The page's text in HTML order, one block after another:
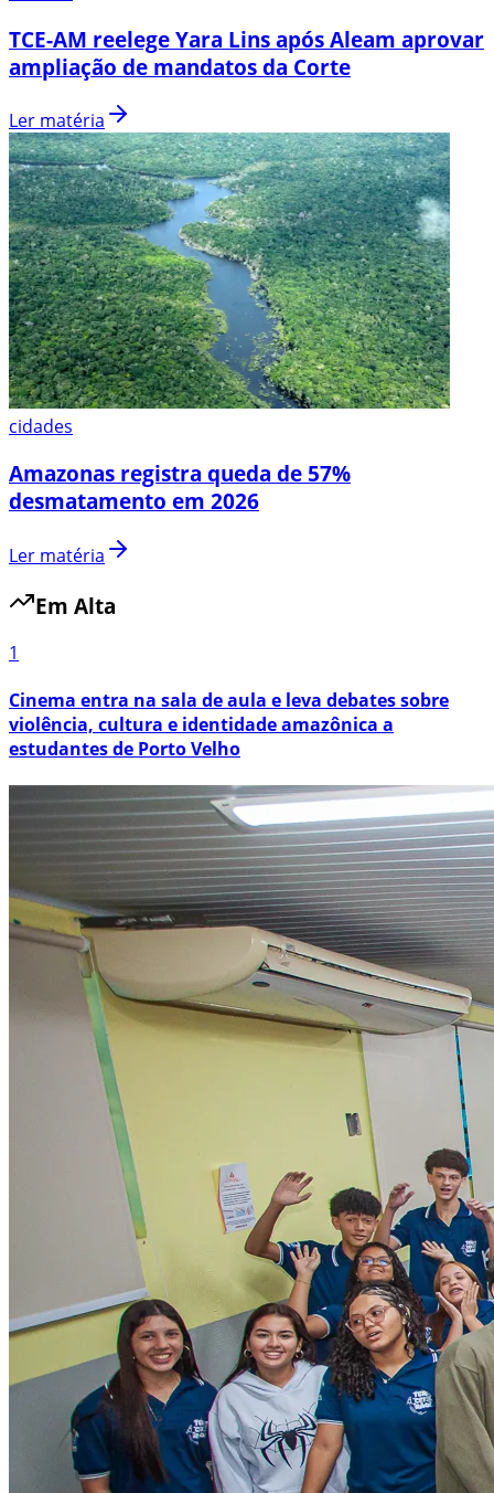
TCE-AM reelege Yara Lins após Aleam aprovar
ampliação de mandatos da Corte
Ler matéria
cidades
Amazonas registra queda de 57%
desmatamento em 2026
Ler matéria
Em Alta
1
Cinema entra na sala de aula e leva debates sobre
violência, cultura e identidade amazônica a
estudantes de Porto Velho